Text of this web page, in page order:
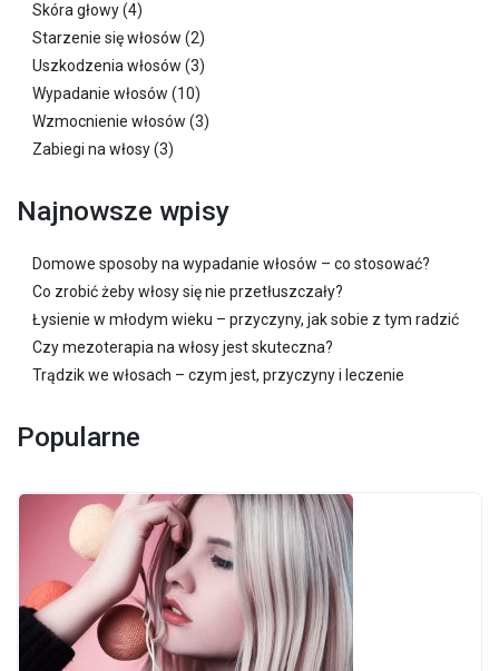
Skóra głowy(4)
Starzenie się włosów (2)
Uszkodzenia włosów (3)
Wypadanie włosów (10)
Wzmocnienie włosów (3)
Zabiegi na włosy(3)
Najnowsze wpisy
Domowe sposoby na wypadanie włosów – co stosować?
Co zrobić żeby włosy się nie przetłuszczały?
Łysienie w młodym wieku – przyczyny, jak sobie z tym radzić
Czy mezoterapia na włosy jest skuteczna?
Trądzik we włosach – czym jest, przyczyny i leczenie
Popularne